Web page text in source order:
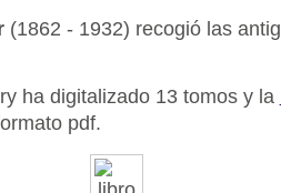
(1862 - 1932) recogió las
ha digitalizado 13 tomos y la
pdf.